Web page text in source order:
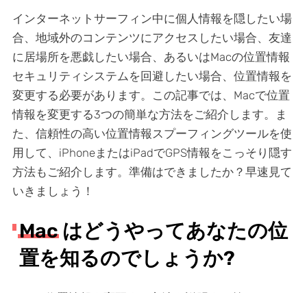
インターネットサーフィン中に個人情報を隠したい場
合、地域外のコンテンツにアクセスしたい場合、友達
に居場所を悪戯したい場合、あるいはMacの位置情報
セキュリティシステムを回避したい場合、位置情報を
変更する必要があります。この記事では、Macで位置
情報を変更する3つの簡単な方法をご紹介します。ま
た、信頼性の高い位置情報スプーフィングツールを使
用して、iPhoneまたはiPadでGPS情報をこっそり隠す
方法もご紹介します。準備はできましたか？早速見て
いきましょう！
Mac はどうやってあなたの位
置を知るのでしょうか?